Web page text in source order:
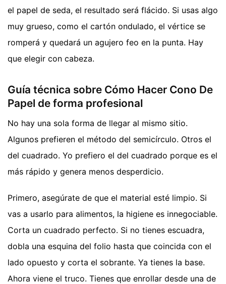
el papel de seda, el resultado será flácido. Si usas algo
muy grueso, como el cartón ondulado, el vértice se
romperá y quedará un agujero feo en la punta. Hay
que elegir con cabeza.
Guía técnica sobre Cómo Hacer Cono De
Papel de forma profesional
No hay una sola forma de llegar al mismo sitio.
Algunos prefieren el método del semicírculo. Otros el
del cuadrado. Yo prefiero el del cuadrado porque es el
más rápido y genera menos desperdicio.
Primero, asegúrate de que el material esté limpio. Si
vas a usarlo para alimentos, la higiene es innegociable.
Corta un cuadrado perfecto. Si no tienes escuadra,
dobla una esquina del folio hasta que coincida con el
lado opuesto y corta el sobrante. Ya tienes la base.
Ahora viene el truco. Tienes que enrollar desde una de